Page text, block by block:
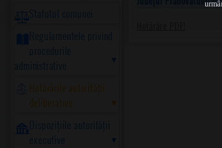
Statutul comunei
Regulamentele privind
procedurile
administrative
Hotărârile autorității
deliberative
Dispozițiile autorității
executive